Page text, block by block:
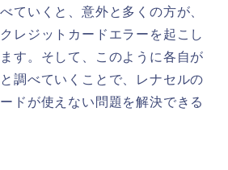
ていくと、意外と多くの方が、
レジットカードエラーを起こし
す。そして、このように各自が
調べていくことで、レナセルの
ドが使えない問題を解決できる